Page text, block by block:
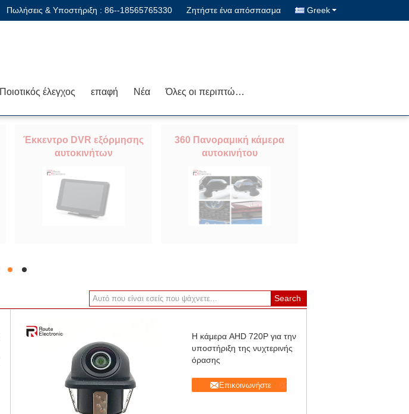
Πωλήσεις & Υποστήριξη : 86--18565765330 Ζητήστε ένα απόσπασμα Greek
Ποιοτικός έλεγχος επαφή Νέα Όλες οι περιπτώσεις
Έκκεντρο DVR εξόρμησης
αυτοκινήτων
360 Πανοραμική κάμερα
αυτοκινήτου
hd hd
Η κάμερα AHD 720P για την
υποστήριξη της νυχτερινής
όρασης
Επικοινωνήστε